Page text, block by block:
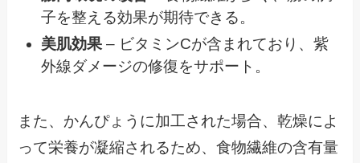
子を整える効果が期待できる。
美肌効果– ビタミンCが含まれており、紫
外線ダメージの修復をサポート。
また、かんぴょうに加工された場合、乾燥によ
って栄養が凝縮されるため、食物繊維の含有量